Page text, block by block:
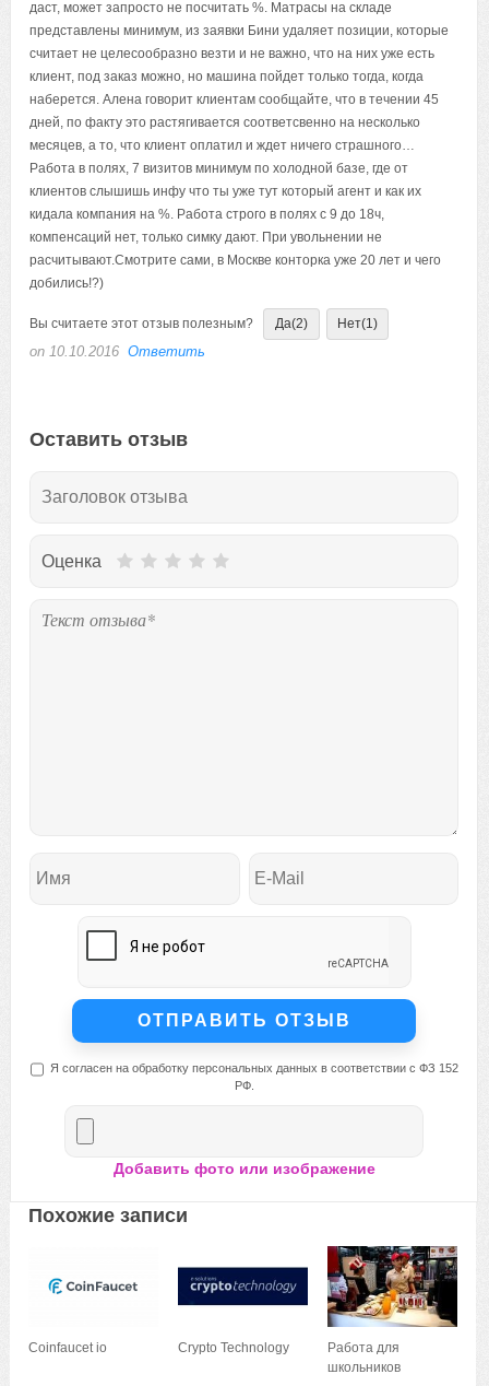
даст, может запросто не посчитать %. Матрасы на складе
представлены минимум, из заявки Бини удаляет позиции, которые
считает не целесообразно везти и не важно, что на них уже есть
клиент, под заказ можно, но машина пойдет только тогда, когда
наберется. Алена говорит клиентам сообщайте, что в течении 45
дней, по факту это растягивается соответсвенно на несколько
месяцев, а то, что клиент оплатил и ждет ничего страшного…
Работа в полях, 7 визитов минимум по холодной базе, где от
клиентов слышишь инфу что ты уже тут который агент и как их
кидала компания на %. Работа строго в полях с 9 до 18ч,
компенсаций нет, только симку дают. При увольнении не
расчитывают.Смотрите сами, в Москве конторка уже 20 лет и чего
добились!?)
Вы считаете этот отзыв полезным? Да(2) Нет(1)
on 10.10.2016 Ответить
Оставить отзыв
Оценка
Я согласен на обработку персональных данных в соответствии с ФЗ 152
РФ.
Добавить фото или изображение
Похожие записи
Сoinfaucet io Crypto Technology
Работа для
школьников